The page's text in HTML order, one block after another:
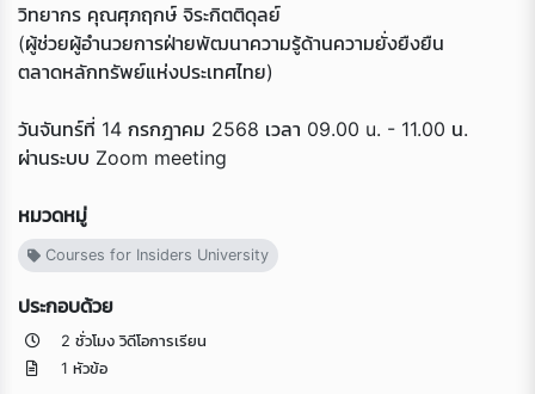
วิทยากร คุณศุภฤกษ์ จิระกิตติดุลย์
(ผู้ช่วยผู้อำนวยการฝ่ายพัฒนาความรู้ด้านความยั่งยืงยืน
ตลาดหลักทรัพย์แห่งประเทศไทย)
วันจันทร์ที่ 14 กรกฎาคม 2568 เวลา 09.00 u. - 11.00 น.
ผ่านระบบ Zoom meeting
หมวดหมู่
Courses for Insiders University
ประกอบด้วย
2 ชั่วโมง วิดีโอการเรียน
1 หัวข้อ
Loading...